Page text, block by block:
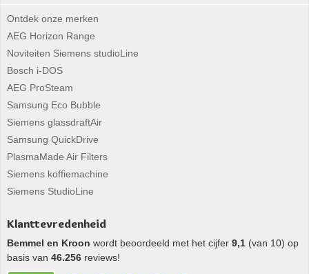
Ontdek onze merken
AEG Horizon Range
Noviteiten Siemens studioLine
Bosch i-DOS
AEG ProSteam
Samsung Eco Bubble
Siemens glassdraftAir
Samsung QuickDrive
PlasmaMade Air Filters
Siemens koffiemachine
Siemens StudioLine
Klanttevredenheid
Bemmel en Kroon wordt beoordeeld met het cijfer 9,1 (van 10) op
basis van 46.256 reviews!